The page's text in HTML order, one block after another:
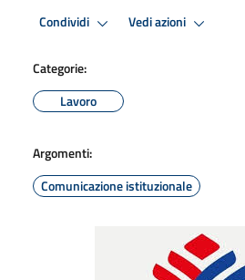
Condividi Vedi azioni
Categorie:
Lavoro
Argomenti:
Comunicazione istituzionale